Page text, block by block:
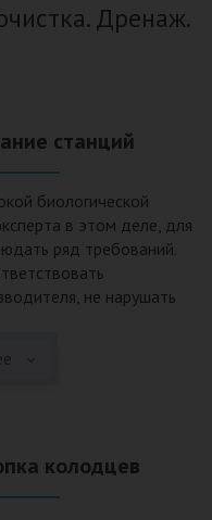
Дренаж.
станций
биологической
в этом деле, для
ряд требований.
не нарушать
ведь не качественный
всех существующих
колодцев